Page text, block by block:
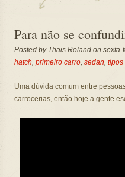
Para não se
Posted by Thais Rolandon sexta-
hatch, primeiro carro, sedan, tipos
Uma dúvida comum entre
carrocerias, então hoje a gente